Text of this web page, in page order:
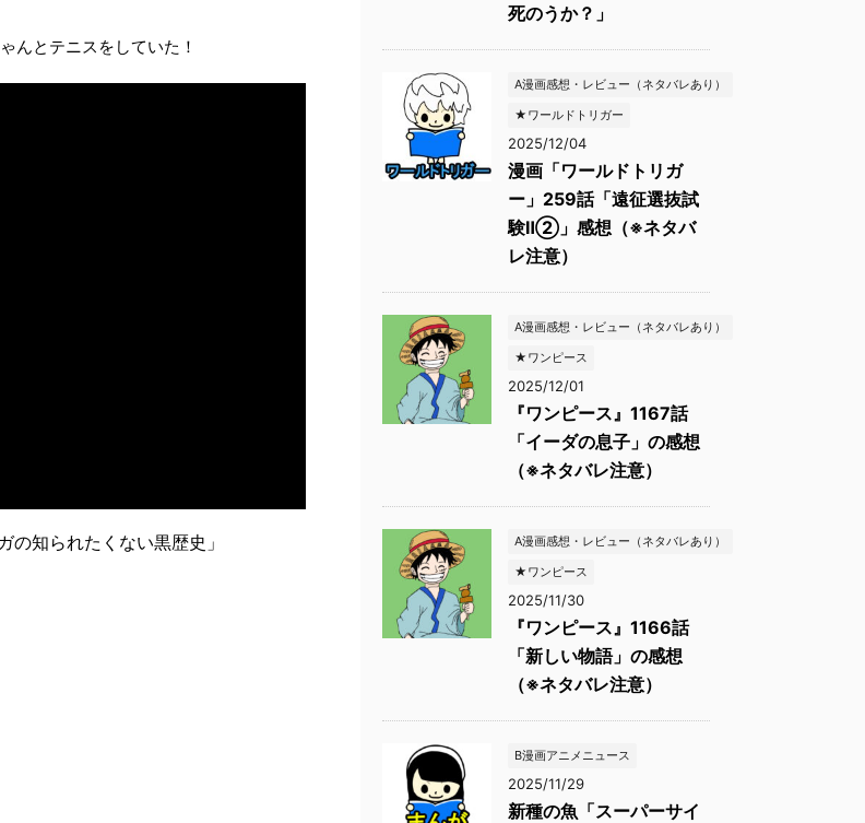
んとテニスをしていた！
知られたくない黒歴史」
死のうか？」
A漫画感想・レビュー（ネタバレあり）
★ワールドトリガー
2025/12/04
漫画「ワールドトリガ
ー」259話「遠征選抜試
験Ⅱ②」感想（※ネタバ
レ注意）
A漫画感想・レビュー（ネタバレあり）
★ワンピース
2025/12/01
『ワンピース』1167話
「イーダの息子」の感想
（※ネタバレ注意）
A漫画感想・レビュー（ネタバレあり）
★ワンピース
2025/11/30
『ワンピース』1166話
「新しい物語」の感想
（※ネタバレ注意）
B漫画アニメニュース
2025/11/29
新種の魚「スーパーサイ